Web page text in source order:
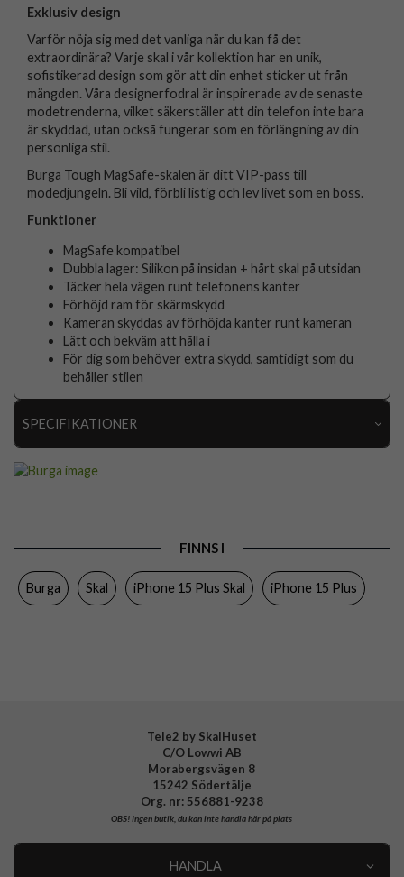
Exklusiv design
Varför nöja sig med det vanliga när du kan få det
extraordinära? Varje skal i vår kollektion har en unik,
sofistikerad design som gör att din enhet sticker ut från
mängden. Våra designerfodral är inspirerade av de senaste
modetrenderna, vilket säkerställer att din telefon inte bara
är skyddad, utan också fungerar som en förlängning av din
personliga stil.
Burga Tough MagSafe-skalen är ditt VIP-pass till
modedjungeln. Bli vild, förbli listig och lev livet som en boss.
Funktioner
MagSafe kompatibel
Dubbla lager: Silikon på insidan + hårt skal på utsidan
Täcker hela vägen runt telefonens kanter
Förhöjd ram för skärmskydd
Kameran skyddas av förhöjda kanter runt kameran
Lätt och bekväm att hålla i
För dig som behöver extra skydd, samtidigt som du
behåller stilen
SPECIFIKATIONER
Material Hårdplast (PC), Mjukplast (TPU)
FINNS I
Burga Skal iPhone 15 Plus Skal iPhone 15 Plus
Tele2 by SkalHuset
C/O Lowwi AB
Morabergsvägen 8
15242 Södertälje
Org. nr: 556881-9238
OBS!Ingen butik, du kan inte handla här på plats
HANDLA